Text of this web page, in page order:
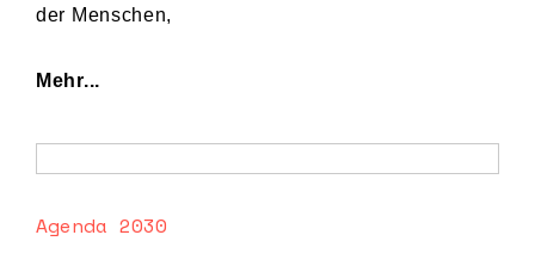
der Menschen,
Mehr...
Agenda 2030